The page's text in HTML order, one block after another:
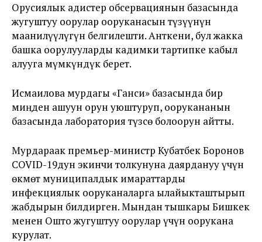
Орусиялык адистер обсервациянын базасында
жугуштуу оорулар ооруканасын түзүүнүн
маанилүүлүгүн белгилешти. Анткени, бул жакка
башка оорулууларды кадимки тартипке кабыл
алууга мүмкүндүк берет.
Исмаилова мурдагы «Ганси» базасында бир
миңден ашуун орун уюштуруп, оорукананын
базасында лаборатория түзсө болоорун айтты.
Мурдараак премьер-министр Кубатбек Боронов
COVID-19дун экинчи толкунуна даярдануу үчүн
өкмөт муниципалдык имараттарды
инфекциялык ооруканаларга ылайыкташтырып
жабдырын билдирген. Мындан тышкары Бишкек
менен Ошто жугуштуу оорулар үчүн оорукана
курулат.